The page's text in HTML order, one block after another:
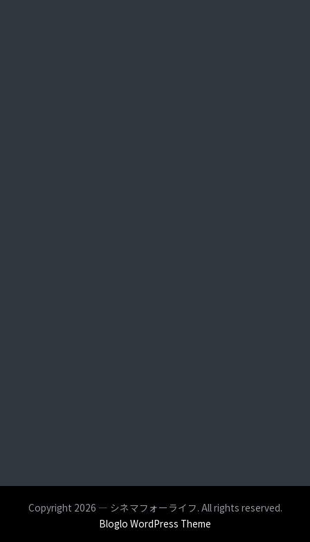
Copyright 2026 — シネマフォーライフ. All rights reserved.
Bloglo WordPress Theme